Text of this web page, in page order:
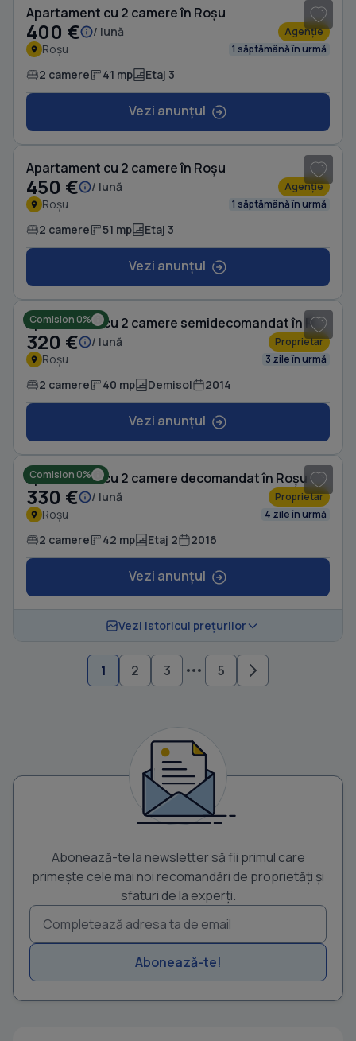
Apartament cu 2 camere în Roșu
400 € / lună Agenție
Roșu 1 săptămână în urmă
2 camere 41 mp Etaj 3
Vezi anunțul
Apartament cu 2 camere în Roșu
450 € / lună Agenție
Roșu 1 săptămână în urmă
2 camere 51 mp Etaj 3
Vezi anunțul
Comision 0% Apartament cu 2 camere semidecomandat în Roșu
320 € / lună Proprietar
Roșu 3 zile în urmă
2 camere 40 mp Demisol 2014
Vezi anunțul
Comision 0%
Apartament cu 2 camere decomandat în Roșu
330 € / lună Proprietar
Roșu 4 zile în urmă
2 camere 42 mp Etaj 2 2016
Vezi anunțul
Vezi istoricul prețurilor
1 2 3 5
Abonează-te la newsletter să fii primul care
primește cele mai noi recomandări de proprietăți și
sfaturi de la experți.
Abonează-te!